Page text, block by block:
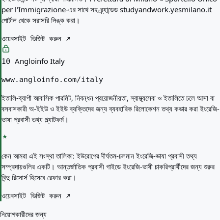
per l'Immigrazione-এর সাথে সহ-ব্র্যান্ডেড studyandwork.yesmilano.it
পোর্টাল থেকে সরাসরি লিঙ্ক করা।
ওয়েবসাইট ভিজিট করুন
10 Angloinfo Italy
www.angloinfo.com/italy
ইতালি-ব্যাপী আবাসিক পারমিট, নিবন্ধন প্রয়োজনীয়তা, স্বাস্থ্যসেবা ও ইতালিতে চলে আসা বা
বসবাসকারী অ-ইইউ ও ইইউ ব্যক্তিদের জন্য ব্যবহারিক রিলোকেশন তথ্য কভার করা ইংরেজি-
ভাষা প্রবাসী তথ্য প্ল্যাটফর্ম।
কেন আমরা এই সংস্থা তালিকা:ইউরোপের দীর্ঘতম-চলমান ইংরেজি-ভাষা প্রবাসী তথ্য
সম্প্রদায়গুলির একটি। আন্তর্জাতিক প্রবাসী গাইডে ইংরেজি-ভাষী চাকরিপ্রার্থীদের জন্য শুরুর
বিন্দু রিসোর্স হিসেবে রেফার করা।
ওয়েবসাইট ভিজিট করুন
নিয়োগকারীদের জন্য